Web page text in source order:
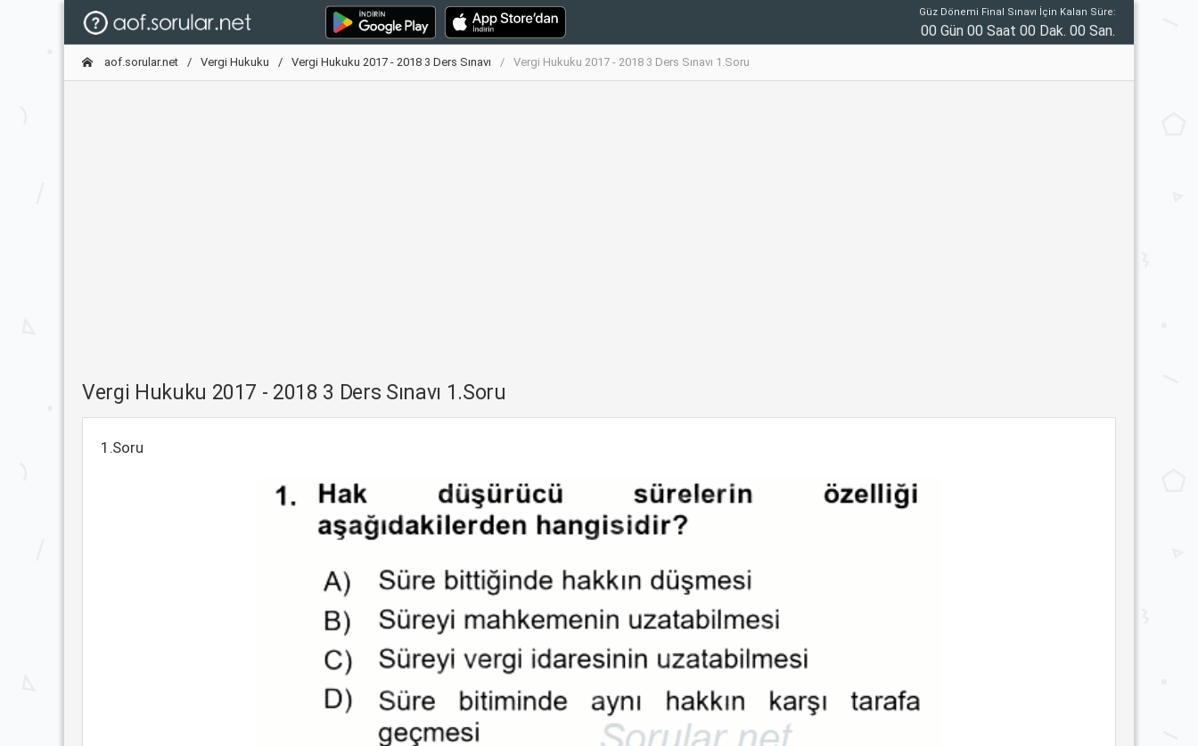
Güz Dönemi Final Sınavı İçin Kalan Süre:
00 Gün 00 Saat 00 Dak. 00 San.
aof.sorular.net Vergi Hukuku Vergi Hukuku 2017 - 2018 3 Ders Sınavı Vergi Hukuku 2017 - 2018 3 Ders Sınavı 1.Soru
Vergi Hukuku 2017 - 2018 3 Ders Sınavı 1.Soru
1.Soru